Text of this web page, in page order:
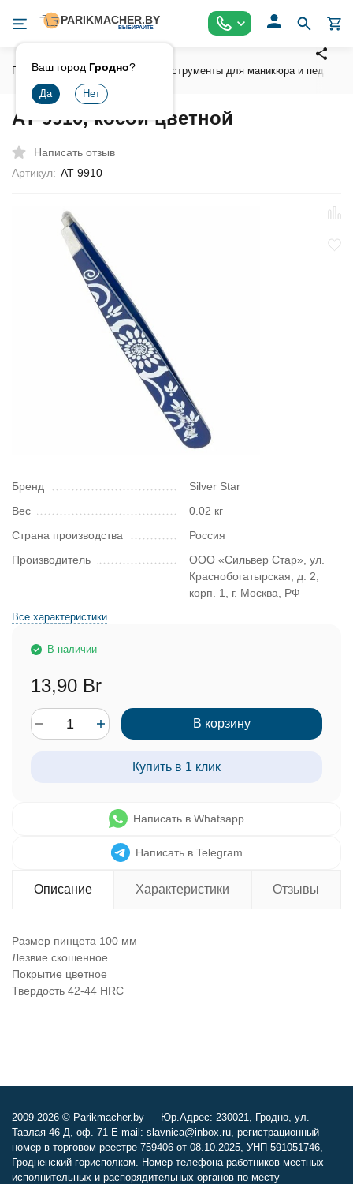
Ваш город Гродно?
Главная Инструмент Инструменты для маникюра и педикюра
АТ 9910, косой цветной
Написать отзыв
Артикул: АТ 9910
Бренд
Silver Star
Вес
0.02 кг
Страна производства
Россия
Производитель
ООО «Сильвер Стар», ул.
Краснобогатырская, д. 2,
корп. 1, г. Москва, РФ
Все характеристики
В наличии
13,90 Br
В корзину
Купить в 1 клик
Написать в Whatsapp
Написать в Telegram
Описание Характеристики Отзывы
Размер пинцета 100 мм
Лезвие скошенное
Покрытие цветное
Твердость 42-44 HRC
2009-2026 © Parikmacher.by — Юр.Адрес: 230021, Гродно, ул.
Тавлая 46 Д, оф. 71 E-mail: slavnica@inbox.ru, регистрационный
номер в торговом реестре 759406 от 08.10.2025, УНП 591051746,
Гродненский горисполком. Номер телефона работников местных
исполнительных и распорядительных органов по месту